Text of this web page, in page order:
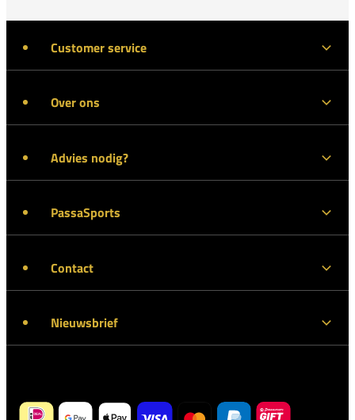
Customer service
Over ons
Advies nodig?
PassaSports
Contact
Nieuwsbrief